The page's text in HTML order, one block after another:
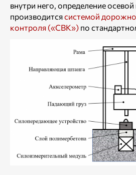
внутри него, определение осевой
производитсясистемой
контроля («СВК») по